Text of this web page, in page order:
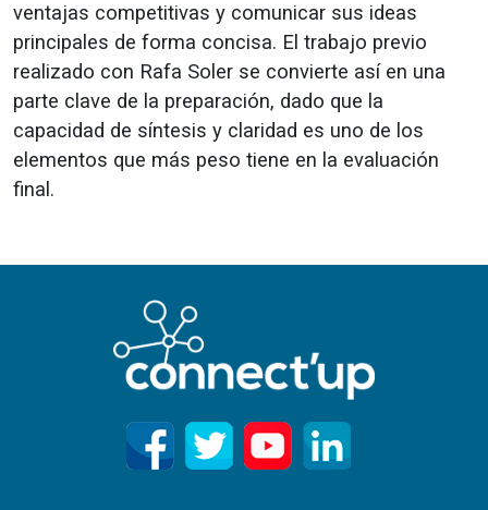
ventajas competitivas y comunicar sus ideas
principales de forma concisa. El trabajo previo
realizado con Rafa Soler se convierte así en una
parte clave de la preparación, dado que la
capacidad de síntesis y claridad es uno de los
elementos que más peso tiene en la evaluación
final.